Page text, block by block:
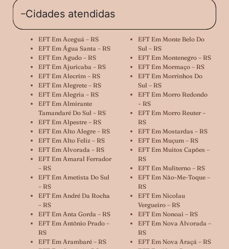
Cidades atendidas
EFT Em Aceguá – RS
EFT Em Água Santa – RS
EFT Em Agudo – RS
EFT Em Ajuricaba – RS
EFT Em Alecrim – RS
EFT Em Alegrete – RS
EFT Em Alegria – RS
EFT Em Almirante
Tamandaré Do Sul – RS
EFT Em Alpestre – RS
EFT Em Alto Alegre – RS
EFT Em Alto Feliz – RS
EFT Em Alvorada – RS
EFT Em Amaral Ferrador
– RS
EFT Em Ametista Do Sul
– RS
EFT Em André Da Rocha
– RS
EFT Em Anta Gorda – RS
EFT Em Antônio Prado –
RS
EFT Em Arambaré – RS
EFT Em Monte Belo Do
Sul – RS
EFT Em Montenegro – RS
EFT Em Mormaço – RS
EFT Em Morrinhos Do
Sul – RS
EFT Em Morro Redondo
– RS
EFT Em Morro Reuter –
RS
EFT Em Mostardas – RS
EFT Em Muçum – RS
EFT Em Muitos Capões –
RS
EFT Em Muliterno – RS
EFT Em Não-Me-Toque –
RS
EFT Em Nicolau
Vergueiro – RS
EFT Em Nonoai – RS
EFT Em Nova Alvorada –
RS
EFT Em Nova Araçá – RS